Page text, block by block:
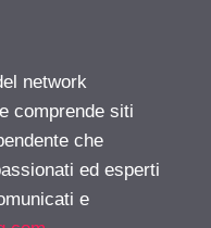
network
comprende siti
che
ed esperti
e